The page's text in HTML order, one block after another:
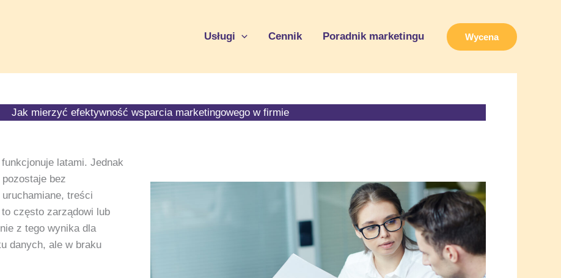
Usługi Cennik Poradnik marketingu Wycena
Jak mierzyć efektywność wsparcia marketingowego w firmie
latami. Jednak
bez
treści
często zarządowi lub
z tego wynika dla
danych, ale w braku